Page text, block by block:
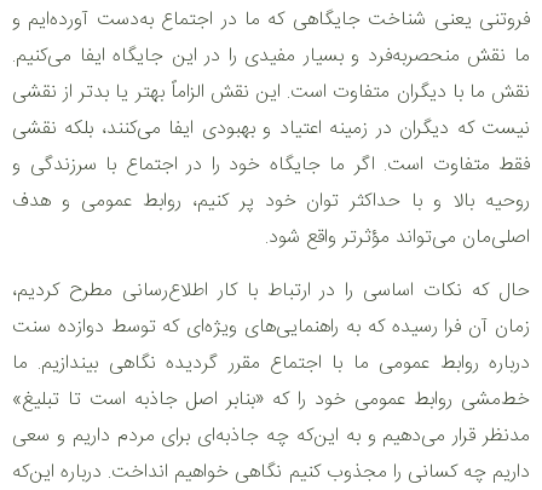
فروتنی یعنی شناخت جایگاهی که ما در اجتماع به‌دست آورده‌ایم و
ما نقش منحصربه‌فرد و بسیار مفیدی را در این جایگاه ایفا می‌کنیم.
نقش ما با دیگران متفاوت است. این نقش الزاماً بهتر یا بدتر از نقشی
نیست که دیگران در زمینه اعتیاد و بهبودی ایفا می‌کنند، بلکه نقشی
فقط متفاوت است. اگر ما جایگاه خود را در اجتماع با سرزندگی و
روحیه بالا و با حداکثر توان خود پر کنیم، روابط عمومی و هدف
اصلی‌مان می‌تواند مؤثرتر واقع شود.
حال که نکات اساسی را در ارتباط با کار اطلاع‌رسانی مطرح کردیم،
زمان آن فرا رسیده که به راهنمایی‌های ویژه‌ای که توسط دوازده سنت
درباره روابط عمومی ما با اجتماع مقرر گردیده نگاهی بیندازیم. ما
خط‌مشی روابط عمومی خود را که «بنابر اصل جاذبه است تا تبلیغ»
مدنظر قرار می‌دهیم و به این‌که چه جاذبه‌ای برای مردم داریم و سعی
داریم چه کسانی را مجذوب کنیم نگاهی خواهیم انداخت. درباره این‌که